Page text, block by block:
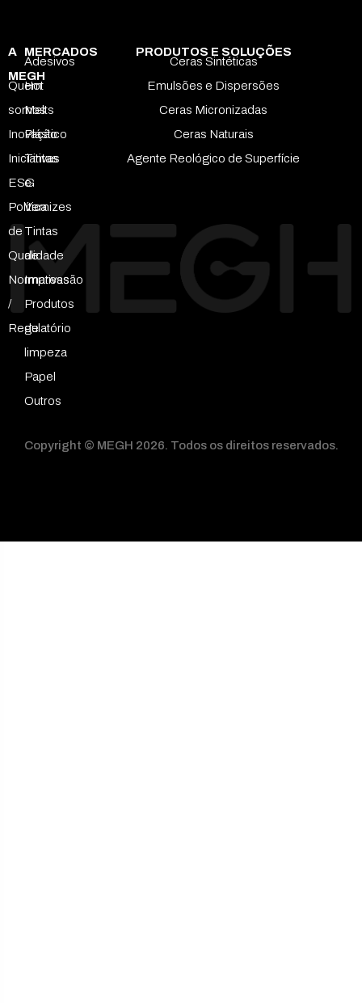
A
MEGH
Quem
somos
Inovação
Iniciativas
ESG
Política
de
Qualidade
Normativas
/
Regulatório
MERCADOS
Adesivos
Hot
Melts
Plástico
Tintas
e
Vernizes
Tintas
de
Impressão
Produtos
de
limpeza
Papel
Outros
PRODUTOS E SOLUÇÕES
Ceras Sintéticas
Emulsões e Dispersões
Ceras Micronizadas
Ceras Naturais
Agente Reológico de Superfície
Copyright © MEGH 2026. Todos os direitos reservados.